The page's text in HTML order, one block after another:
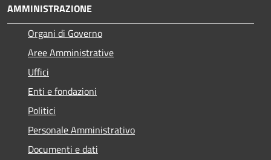
AMMINISTRAZIONE
Organi di Governo
Aree Amministrative
Uffici
Enti e fondazioni
Politici
Personale Amministrativo
Documenti e dati